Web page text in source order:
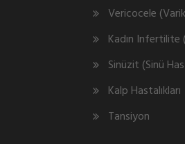
Vericocele
Kadın Infertilite
Sinüzit (Sinü
Kalp Hastalıkları
Tansiyon